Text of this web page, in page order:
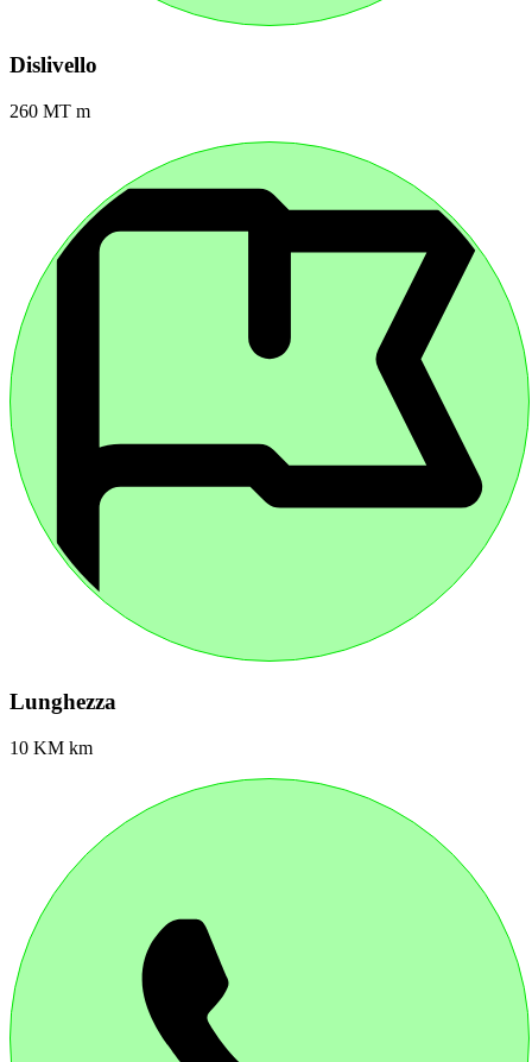
Dislivello
260 MT m
Lunghezza
10 KM km